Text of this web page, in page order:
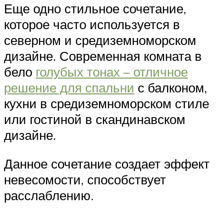
Еще одно стильное сочетание,
которое часто используется в
северном и средиземноморском
дизайне. Современная комната в
бело голубых тонах – отличное
решение для спальни с балконом,
кухни в средиземноморском стиле
или гостиной в скандинавском
дизайне.
Данное сочетание создает эффект
невесомости, способствует
расслаблению.